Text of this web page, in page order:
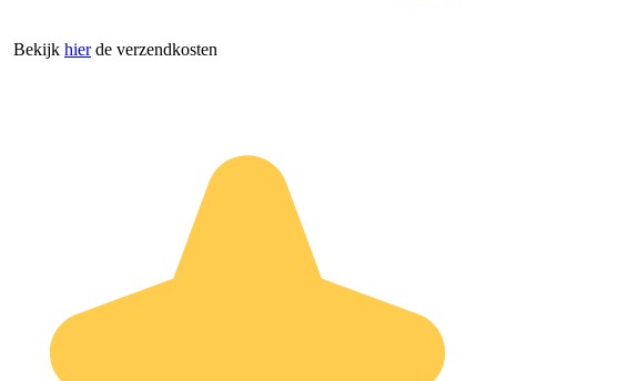
Bekijk hierde verzendkosten